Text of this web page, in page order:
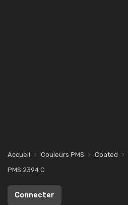
Accueil Couleurs PMS Coated
PMS 2394 C
Connecter